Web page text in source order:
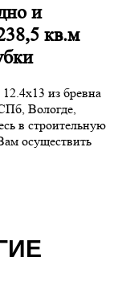
и
кв.м
из бревна
Вологде,
в строительную
осуществить